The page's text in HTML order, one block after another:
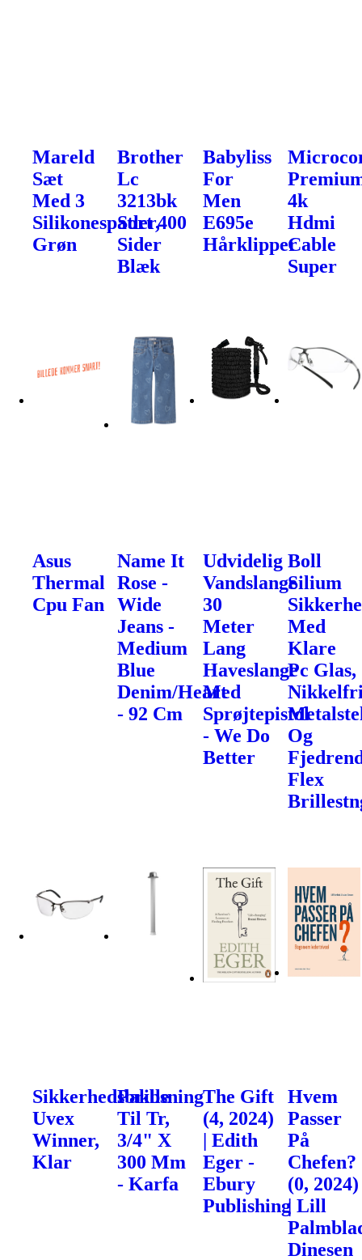
Mareld
Sæt
Med 3
Silikonespatler,
Grøn
Brother
Lc
3213bk
Sort 400
Sider
Blæk
Babyliss
For
Men
E695e
Hårklipper
4k
Hdmi
Cable
Super
Asus
Thermal
Cpu Fan
Name It
Rose -
Wide
Jeans -
Medium
Blue
Denim/Heart
- 92 Cm
Udvidelig
Vandslange
30
Meter
Lang
Haveslange
Med
Sprøjtepistol
- We Do
Better
Boll
Silium
Med
Klare
Pc Glas,
Og
Flex
Sikkerhedsbrille
Uvex
Winner,
Klar
Pakbsning
Til Tr,
3/4" X
300 Mm
- Karfa
The Gift
(4, 2024)
| Edith
Eger -
Ebury
Publishing
Hvem
Passer
På
Chefen?
(0, 2024)
| Lill
Dinesen